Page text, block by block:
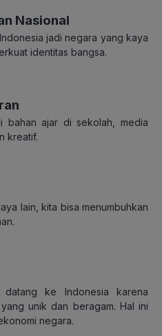
Nasional
jadi negara yang kaya
identitas bangsa.
bahan ajar di sekolah, media
kreatif.
lain, kita bisa menumbuhkan
datang ke Indonesia karena
unik dan beragam. Hal ini
negara.